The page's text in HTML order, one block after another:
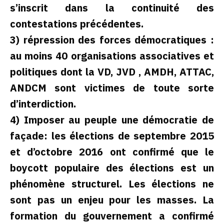
s’inscrit dans la continuité des
contestations précédentes.
3) répression des forces démocratiques :
au moins 40 organisations associatives et
politiques dont la VD, JVD , AMDH, ATTAC,
ANDCM sont victimes de toute sorte
d’interdiction.
4) Imposer au peuple une démocratie de
façade: les élections de septembre 2015
et d’octobre 2016 ont confirmé que le
boycott populaire des élections est un
phénomène structurel. Les élections ne
sont pas un enjeu pour les masses. La
formation du gouvernement a confirmé